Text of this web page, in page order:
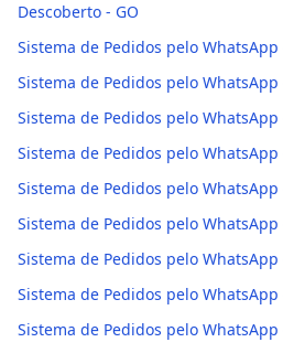
Descoberto - GO
Sistema de Pedidos pelo
Sistema de Pedidos pelo
Sistema de Pedidos pelo
Sistema de Pedidos pelo WhatsApp
Sistema de Pedidos pelo WhatsApp
Sistema de Pedidos pelo WhatsApp
Sistema de Pedidos pelo
Sistema de Pedidos pelo
Sistema de Pedidos pelo WhatsApp